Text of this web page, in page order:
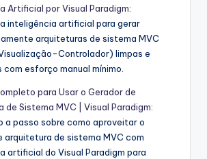
Artificial por Visual Paradigm:
inteligência artificial para gerar
arquiteturas de sistema MVC
Controlador) limpas e
esforço manual mínimo.
para Usar o Gerador de
de Sistema MVC | Visual Paradigm:
a passo sobre como aproveitar o
arquitetura de sistema MVC com
artificial do Visual Paradigm para